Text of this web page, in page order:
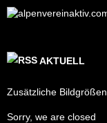
AKTUELL
Zusätzliche Bildgrößen
Sorry, we are closed